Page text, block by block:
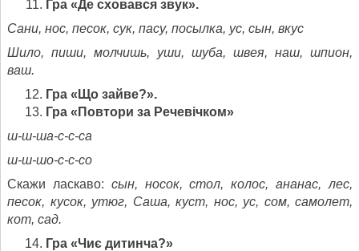
Гра «Де сховався звук».
Сани, нос, песок, сук, пасу, посылка, ус, сын, вкус
Шило, пиши, молчишь, уши, шуба, швея, наш, шпион,
ваш.
Гра «Що зайве?».
Гра «Повтори за Речевічком»
ш-ш-ша-с-с-са
ш-ш-шо-с-с-со
Скажи ласкаво: сын, носок, стол, колос, ананас, лес,
песок, кусок, утюг, Саша, куст, нос, ус, сом, самолет,
кот, сад.
Гра «Чиє дитинча?»